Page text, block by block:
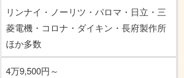
リンナイ・ノーリツ・パロマ・日立・三
菱電機・コロナ・ダイキン・長府製作所
ほか多数
4万9,500円～